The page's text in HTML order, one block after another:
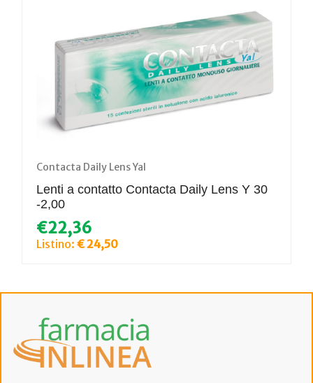
Contacta Daily Lens Yal
Lenti a contatto Contacta Daily Lens Y 30
-2,00
€22,36
Listino: € 24,50